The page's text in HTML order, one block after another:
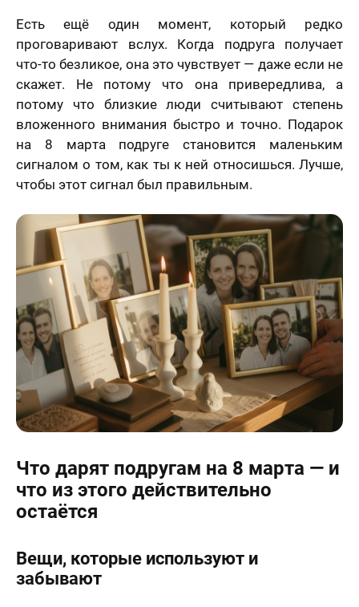
Есть ещё один момент, который редко
проговаривают вслух. Когда подруга получает
что-то безликое, она это чувствует — даже если не
скажет. Не потому что она привередлива, а
потому что близкие люди считывают степень
вложенного внимания быстро и точно. Подарок
на 8 марта подруге становится маленьким
сигналом о том, как ты к ней относишься. Лучше,
чтобы этот сигнал был правильным.
Что дарят подругам на 8 марта — и
что из этого действительно
остаётся
Вещи, которые используют и
забывают